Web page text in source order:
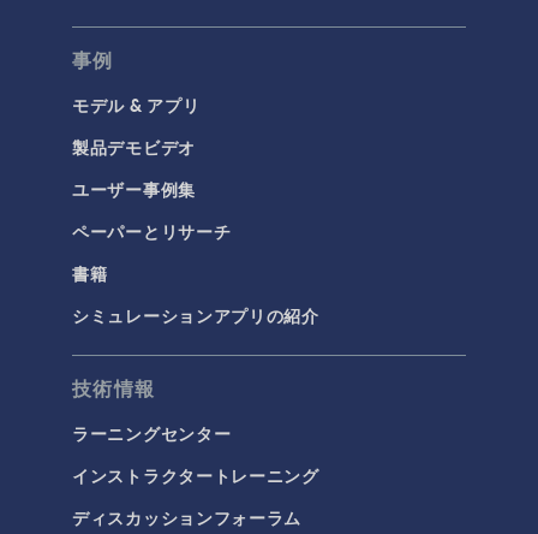
事例
モデル & アプリ
製品デモビデオ
ユーザー事例集
ペーパーとリサーチ
書籍
シミュレーションアプリの紹介
技術情報
ラーニングセンター
インストラクタートレーニング
ディスカッションフォーラム